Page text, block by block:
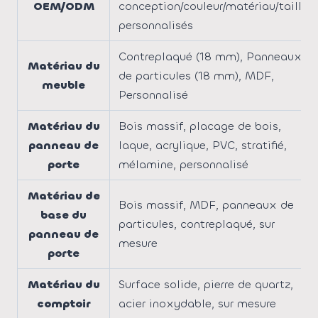
OEM/ODM
conception/couleur/matériau/taille
personnalisés
Matériau du
meuble
Contreplaqué (18 mm), Panneaux
de particules (18 mm), MDF,
Personnalisé
Matériau du
panneau de
porte
Bois massif, placage de bois,
laque, acrylique, PVC, stratifié,
mélamine, personnalisé
Matériau de
base du
panneau de
porte
Bois massif, MDF, panneaux de
particules, contreplaqué, sur
mesure
Matériau du
comptoir
Surface solide, pierre de quartz,
acier inoxydable, sur mesure